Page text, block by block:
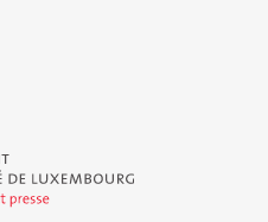
de Luxembourg - Service